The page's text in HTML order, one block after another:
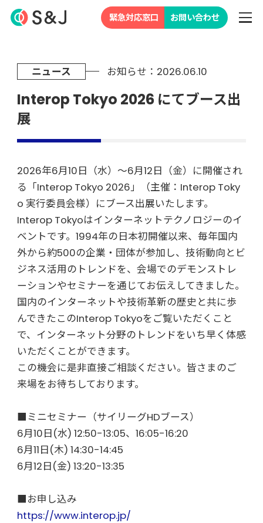
緊急対応窓口 お問い合わせ
ニュース お知らせ：2026.06.10
Interop Tokyo 2026 にてブース出
展
2026年6月10日（水）～6月12日（金）に開催され
る「Interop Tokyo 2026」（主催：Interop Toky
o 実行委員会様）にブース出展いたします。
Interop Tokyoはインターネットテクノロジーのイ
ベントです。1994年の日本初開催以来、毎年国内
外から約500の企業・団体が参加し、技術動向とビ
ジネス活用のトレンドを、会場でのデモンストレ
ーションやセミナーを通じてお伝えしてきました。
国内のインターネットや技術革新の歴史と共に歩
んできたこのInterop Tokyoをご覧いただくこと
で、インターネット分野のトレンドをいち早く体感
いただくことができます。
この機会に是非直接ご相談ください。皆さまのご
来場をお待ちしております。
■ミニセミナー（サイリーグHDブース）
6月10日(水) 12:50-13:05、16:05-16:20
6月11日(木) 14:30-14:45
6月12日(金) 13:20-13:35
■お申し込み
https://www.interop.jp/